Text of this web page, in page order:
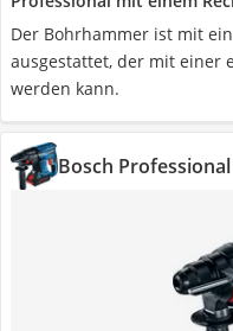
Der Bohrhammer ist mit
ausgestattet, der mit einer
werden kann.
Bosch